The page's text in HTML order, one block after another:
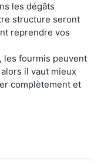
les dégâts
structure seront
reprendre vos
les fourmis peuvent
il vaut mieux
complètement et